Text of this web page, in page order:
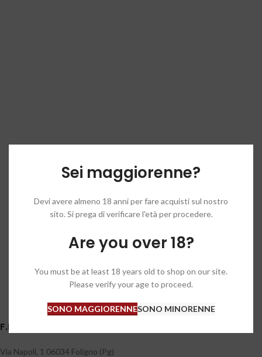
Sei maggiorenne?
Devi avere almeno 18 anni per fare acquisti sul nostro
sito. Si prega di verificare l'età per procedere.
Are you over 18?
You must be at least 18 years old to shop on our site.
Please verify your age to proceed.
SONO MAGGIORENNESONO MINORENNE
F.LLI BERNETTI S.A.S DI BERNETTI LUCIO & C.
Via Napoli, 1 06034 Foligno (Pg)